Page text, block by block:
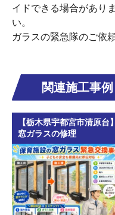
イドできる場合があり
い。
ガラスの緊急隊のご依
関連施工事例
【栃木県宇都宮市清原台】
窓ガラスの修理